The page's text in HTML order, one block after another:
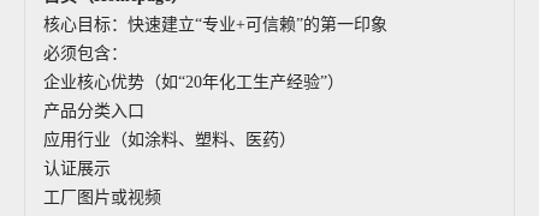
核心目标：快速建立“专业+可信赖”的第一印象
必须包含：
企业核心优势（如“20年化工生产经验”）
产品分类入口
应用行业（如涂料、塑料、医药）
认证展示
工厂图片或视频